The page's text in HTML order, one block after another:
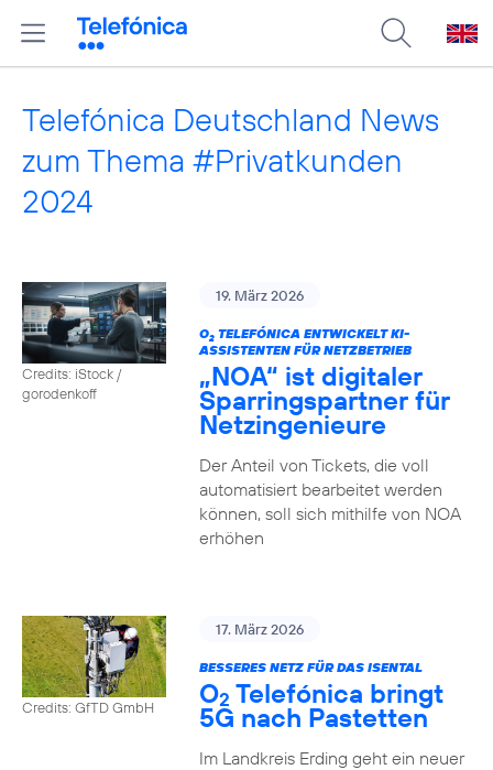
Telefónica Deutschland News
zum Thema #Privatkunden
2024
Credits: iStock /
gorodenkoff
19. März 2026
O2TELEFÓNICA ENTWICKELT KI-
ASSISTENTEN FÜR NETZBETRIEB
„NOA“ ist digitaler
Sparringspartner für
Netzingenieure
Der Anteil von Tickets, die voll
automatisiert bearbeitet werden
können, soll sich mithilfe von NOA
erhöhen
Credits: GfTD GmbH
17. März 2026
BESSERES NETZ FÜR DAS ISENTAL
O2 Telefónica bringt
5G nach Pastetten
Im Landkreis Erding geht ein neuer